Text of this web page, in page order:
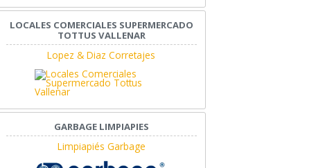
LOCALES COMERCIALES SUPERMERCADO
TOTTUS VALLENAR
Lopez & Diaz Corretajes
GARBAGE LIMPIAPIES
Limpiapiés Garbage